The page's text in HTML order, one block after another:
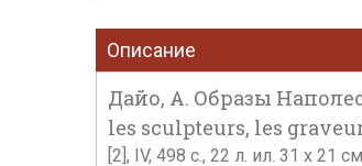
Описание
Дайо, А. Образы
les sculpteurs, les
[2], IV, 498 с., 22 л. ил. 31 x